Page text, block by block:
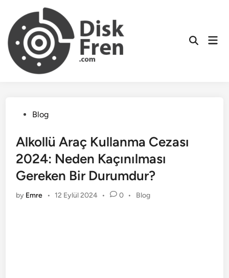
content
PostedBlog
Alkollü Araç Kullanma Cezası
2024: Neden Kaçınılması
Gereken Bir Durumdur?
by Emre • 12 Eylül 2024 • 0 •
Posted
Blog